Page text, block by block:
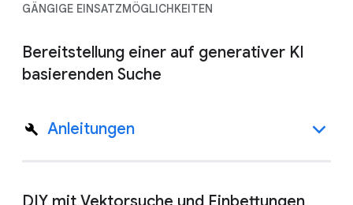
GÄNGIGE EINSATZMÖGLICHKEITEN
Bereitstellung einer auf generativer KI
basierenden Suche
Anleitungen